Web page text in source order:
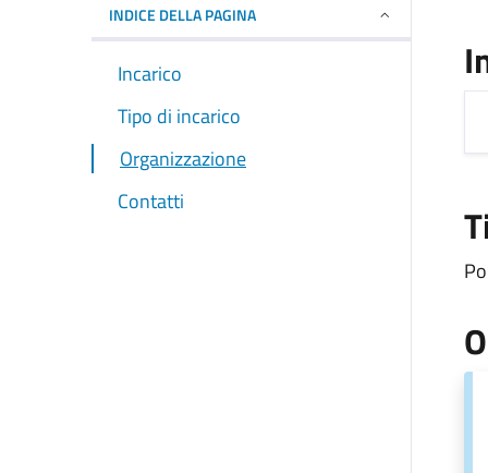
INDICE DELLA PAGINA
Incarico
Tipo di incarico
Organizzazione
Contatti